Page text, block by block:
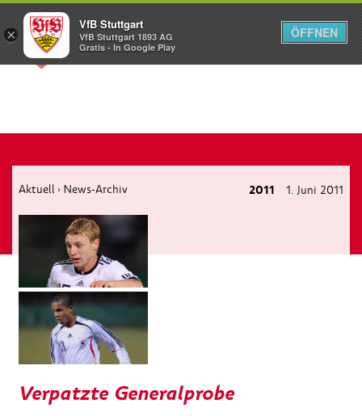
Menü
Aktuell › News-Archiv 2011 1. Juni 2011
Verpatzte Generalprobe
×
VfB Stuttgart
VfB Stuttgart 1893 AG
Gratis - In Google Play
ÖFFNEN